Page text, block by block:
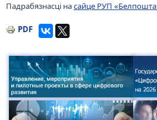
Падрабязнасці насайце РУП
PDF